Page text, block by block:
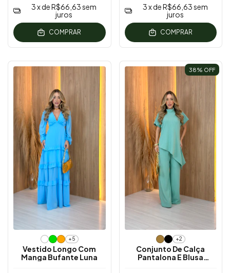
3x deR$66,63sem
juros
COMPRAR
3x deR$66,63sem
juros
COMPRAR
+5
Vestido Longo Com
Manga Bufante Luna
38% OFF
+2
Conjunto De Calça
Pantalona E Blusa